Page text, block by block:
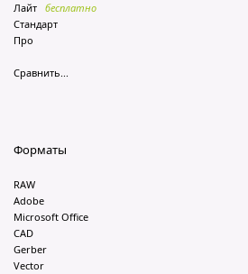
Лайт бесплатно
Стандарт
Про
Сравнить...
Форматы
RAW
Adobe
Microsoft Office
CAD
Gerber
Vector